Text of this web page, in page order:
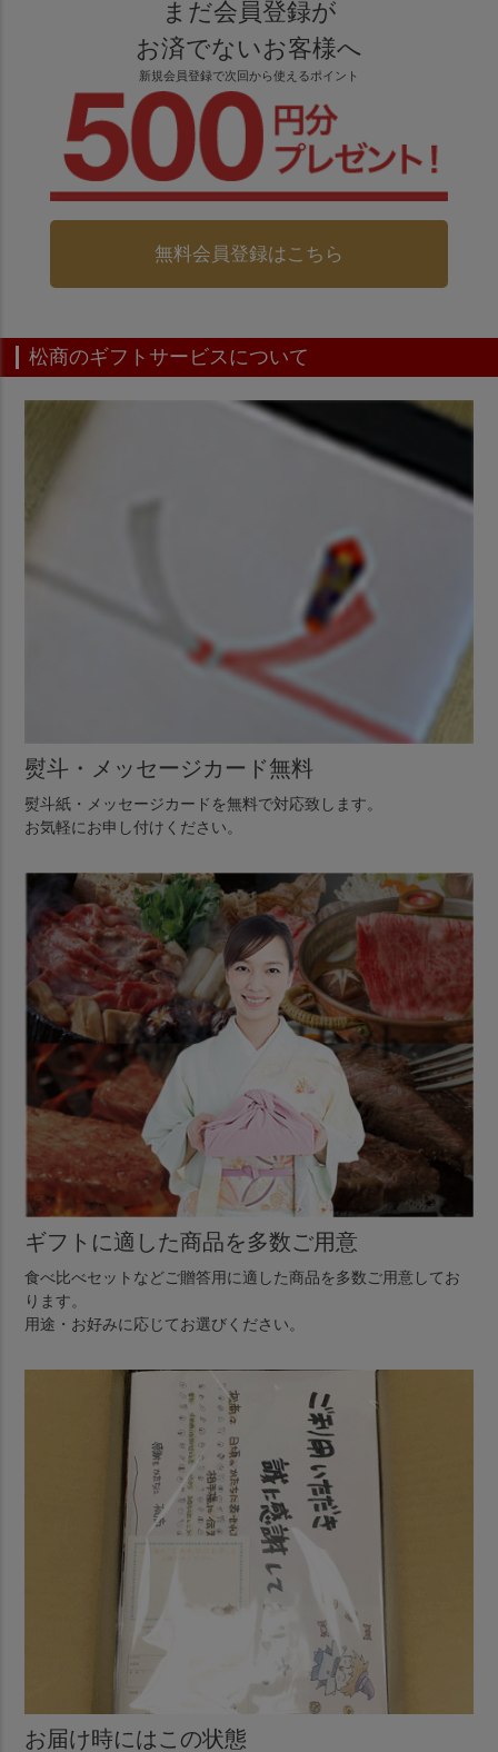
まだ会員登録が
お済でないお客様へ
新規会員登録で次回から使えるポイント
無料会員登録はこちら
松商のギフトサービスについて
熨斗・メッセージカード無料
熨斗紙・メッセージカードを無料で対応致します。
お気軽にお申し付けください。
ギフトに適した商品を多数ご用意
食べ比べセットなどご贈答用に適した商品を多数ご用意してお
ります。
用途・お好みに応じてお選びください。
お届け時にはこの状態